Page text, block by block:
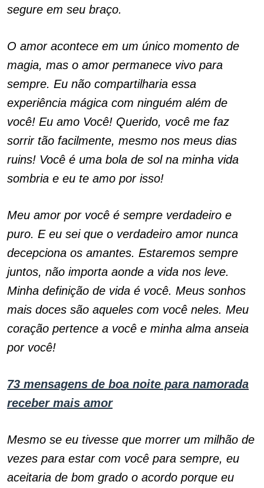
segure em seu braço.
O amor acontece em um único momento de
magia, mas o amor permanece vivo para
sempre. Eu não compartilharia essa
experiência mágica com ninguém além de
você! Eu amo Você! Querido, você me faz
sorrir tão facilmente, mesmo nos meus dias
ruins! Você é uma bola de sol na minha vida
sombria e eu te amo por isso!
Meu amor por você é sempre verdadeiro e
puro. E eu sei que o verdadeiro amor nunca
decepciona os amantes. Estaremos sempre
juntos, não importa aonde a vida nos leve.
Minha definição de vida é você. Meus sonhos
mais doces são aqueles com você neles. Meu
coração pertence a você e minha alma anseia
por você!
73 mensagens de boa noite para namorada
receber mais amor
Mesmo se eu tivesse que morrer um milhão de
vezes para estar com você para sempre, eu
aceitaria de bom grado o acordo porque eu